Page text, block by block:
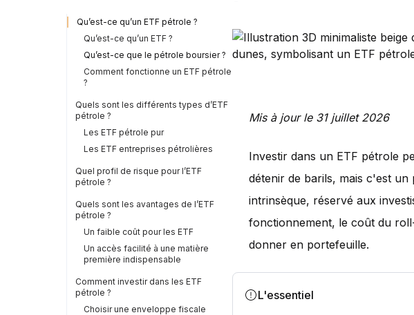
Qu’est-ce qu’un ETF pétrole ?
Qu’est-ce qu’un ETF ?
Qu’est-ce que le pétrole boursier ?
Comment fonctionne un ETF pétrole
?
Quels sont les différents types d’ETF
pétrole ?
Les ETF pétrole pur
Les ETF entreprises pétrolières
Quel profil de risque pour l’ETF
pétrole ?
Quels sont les avantages de l’ETF
pétrole ?
Un faible coût pour les ETF
Un accès facilité à une matière
première indispensable
Comment investir dans les ETF
pétrole ?
Choisir une enveloppe fiscale
Mis à jour le 31 juillet 2026
Investir dans un ETF pétrole
détenir de barils, mais c'est
intrinsèque, réservé aux
fonctionnement, le coût du
donner en portefeuille.
L'essentiel